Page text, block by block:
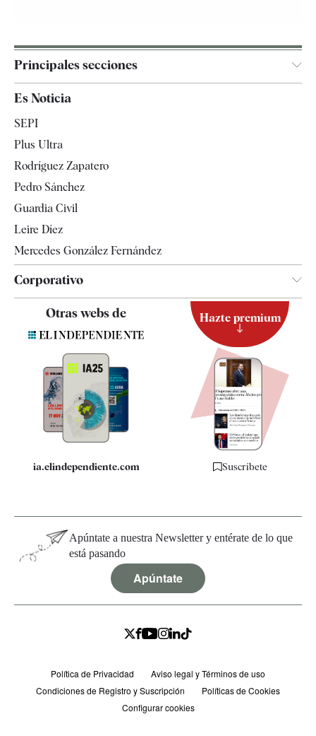
Principales secciones
España
Televisión
Es Noticia
SEPI
Plus Ultra
Rodríguez Zapatero
Pedro Sánchez
Guardia Civil
Leire Díez
Mercedes González Fernández
Corporativo
Contacto
Quiénes somos
Especificaciones
Otras webs de
ia.elindependiente.com
Hazte premium
Suscríbete
Apúntate a nuestra Newsletter y entérate de lo que
está pasando
Apúntate
Política de Privacidad
Aviso legal y Términos de uso
Condiciones de Registro y Suscripción
Políticas de Cookies
Configurar cookies